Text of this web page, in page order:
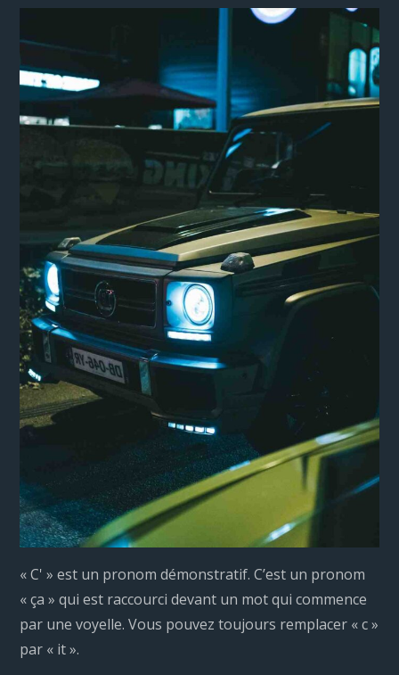
« C' » est un pronom démonstratif. C’est un pronom
« ça » qui est raccourci devant un mot qui commence
par une voyelle. Vous pouvez toujours remplacer « c »
par « it ».